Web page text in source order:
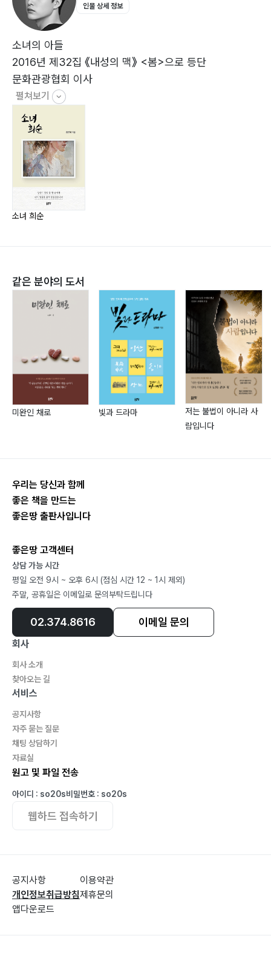
사랑의 시작… 45
까닭… 46
당신 오시는 날엔… 47
짝… 50
값어치… 51
당신을 생각하는 일 외엔 소질이 없다… 52
내게 주오… 53
나의 사랑 … 55
다른 세상에 산다 말하자… 56
이런 당신이어서 좋습니다… 57
신의 언어, 사랑… 58
매미 소리… 67
소녀3… 70
침대… 71
4부 숲… 74
저녁 밥상… 76
첫 번째 편지: 나비… 79
후회… 81
그대를 떠다 소원을 빌었다… 82
두릅… 89
토렴… 92
엄마… 94
나의 과오… 96
꽃처럼… 98
목소리… 100
음주(蔭酒)… 102
나만… 103
흰나비… 104
어느 시인의 말… 109
5부 눈… 112
섬진강… 113
사랑을 받는다는 것… 115
보덕사… 116
인생은 고쳐 쓰는 것이다… 118
잠이 오지 않는 밤… 122
딸의 일기… 127
물때… 128
발맞춤… 130
인물 상세 정보
소녀의 아들
2016년 제32집 《내성의 맥》 <봄>으로 등단
문화관광협회 이사
펼쳐보기
소녀 희순
같은 분야의 도서
미완인 채로 빛과 드라마
저는 불법이 아니라 사
람입니다
우리는 당신과 함께
좋은 책을 만드는
좋은땅 출판사입니다
좋은땅 고객센터
상담 가능 시간
평일 오전 9시 ~ 오후 6시 (점심 시간 12 ~ 1시 제외)
주말, 공휴일은 이메일로 문의부탁드립니다
02.374.8616 이메일 문의
회사
회사 소개
찾아오는 길
서비스
공지사항
자주 묻는 질문
채팅 상담하기
자료실
원고 및 파일 전송
아이디 : so20s비밀번호 : so20s
웹하드 접속하기
공지사항
개인정보취급방침
앱다운로드
이용약관
제휴문의